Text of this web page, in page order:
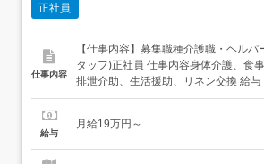
正社員
仕事内容
【仕事内容】募集職種介護職・ヘルパ
タッフ)正社員 仕事内容身体介護、食
排泄介助、生活援助、リネン交換 給
190,000円〜<手当>交通費支給:実費(
賞与>賞与あり年2回 資格資格必須:初
給与
月給19万円～